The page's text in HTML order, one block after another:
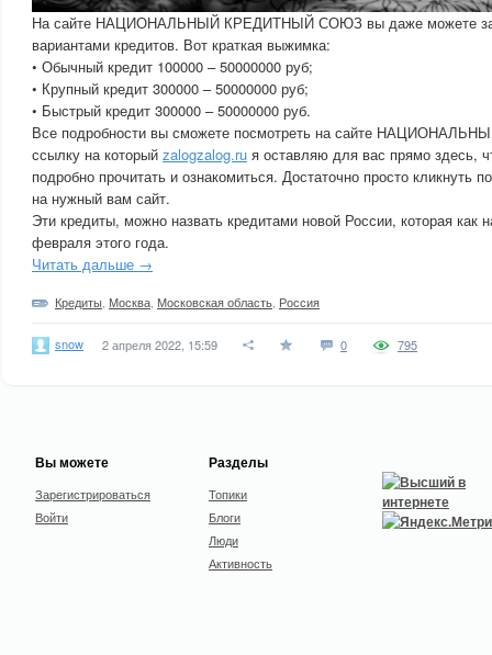
На сайте НАЦИОНАЛЬНЫЙ КРЕДИТНЫЙ СОЮЗ вы даже можете
вариантами кредитов. Вот краткая выжимка:
• Обычный кредит 100000 – 50000000 руб;
• Крупный кредит 300000 – 50000000 руб;
• Быстрый кредит 300000 – 50000000 руб.
Все подробности вы сможете посмотреть на сайте
ссылку на который zalogzalog.ru я оставляю для вас прямо здесь,
подробно прочитать и ознакомиться. Достаточно просто кликнуть
на нужный вам сайт.
Эти кредиты, можно назвать кредитами новой России, которая как
февраля этого года.
Читать дальше →
Кредиты Москва Московская область Россия
snow 2 апреля 2022, 15:59 0 795
Вы можете
Зарегистрироваться
Войти
Разделы
Топики
Блоги
Люди
Активность